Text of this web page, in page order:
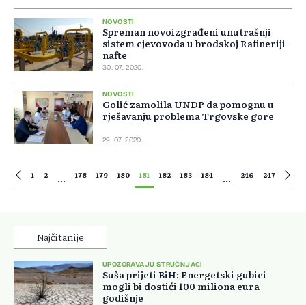
NOVOSTI
Spreman novoizgrađeni unutrašnji
sistem cjevovoda u brodskoj Rafineriji
nafte
30. 07. 2020.
NOVOSTI
Golić zamolila UNDP da pomognu u
rješavanju problema Trgovske gore
29. 07. 2020.
1 2 ... 178 179 180 181 182 183 184 ... 246 247
Najčitanije
UPOZORAVAJU STRUČNJACI
Suša prijeti BiH: Energetski gubici
mogli bi dostići 100 miliona eura
godišnje